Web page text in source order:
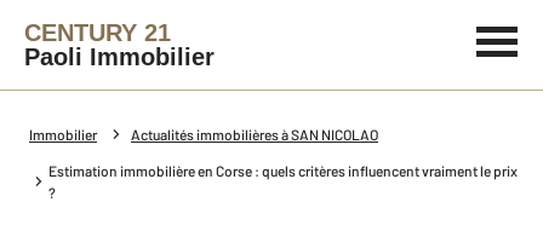
CENTURY 21
Paoli Immobilier
Immobilier Actualités immobilières à SAN NICOLAO
Estimation immobilière en Corse : quels critères influencent vraiment le prix
?